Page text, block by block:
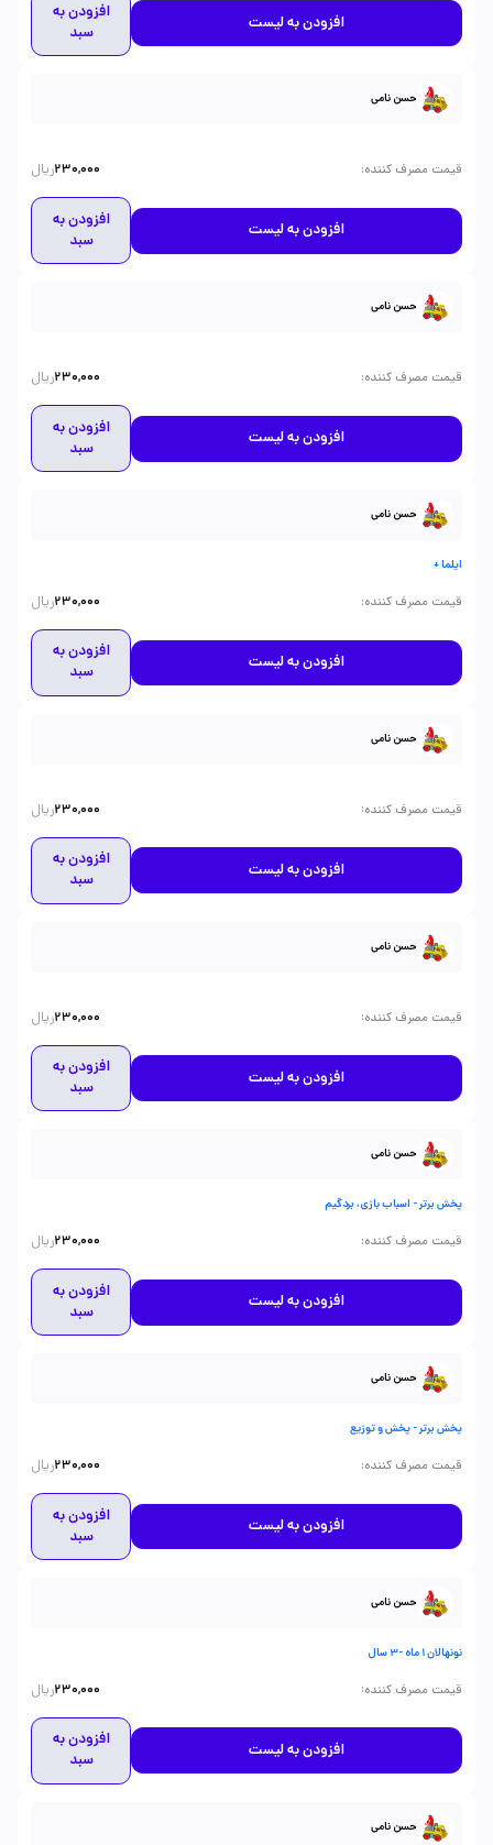
افزودن به لیست
افزودن به
سبد
حسن نامی
قیمت مصرف کننده:
230,000ریال
افزودن به لیست
افزودن به
سبد
حسن نامی
قیمت مصرف کننده:
230,000ریال
افزودن به لیست
افزودن به
سبد
حسن نامی
ایلما +
قیمت مصرف کننده:
230,000ریال
افزودن به لیست
افزودن به
سبد
حسن نامی
قیمت مصرف کننده:
230,000ریال
افزودن به لیست
افزودن به
سبد
حسن نامی
قیمت مصرف کننده:
230,000ریال
افزودن به لیست
افزودن به
سبد
حسن نامی
پخش برتر - اسباب بازی، بردگیم
قیمت مصرف کننده:
230,000ریال
افزودن به لیست
افزودن به
سبد
حسن نامی
پخش برتر - پخش و توزیع
قیمت مصرف کننده:
230,000ریال
افزودن به لیست
افزودن به
سبد
حسن نامی
نونهالان 1 ماه -3 سال
قیمت مصرف کننده:
230,000ریال
افزودن به لیست
افزودن به
سبد
حسن نامی